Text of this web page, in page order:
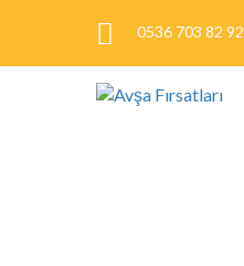
0536 703 82 92